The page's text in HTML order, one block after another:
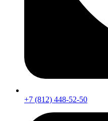
+7 (812) 448-52-50